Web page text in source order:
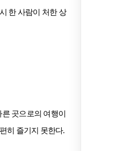
한 사람이 처한 상
곳으로의 여행이
히 즐기지 못한다.